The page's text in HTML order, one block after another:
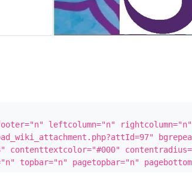
leftcolumn="n"
contenttextcolor="#000"
topbar="n" pagetopbar="n"